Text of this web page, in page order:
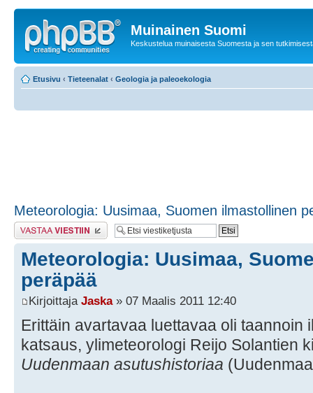
Muinainen Suomi
Keskustelua muinaisesta Suomesta ja sen
Etusivu ‹ Tieteenalat ‹ Geologia ja paleoekologia
Meteorologia: Uusimaa, Suomen ilmastollinen
Lähetä vastaus
Meteorologia: Uusimaa,
peräpää
Kirjoittaja Jaska» 07 Maalis 2011 12:40
Erittäin avartavaa luettavaa oli taannoin
katsaus, ylimeteorologi Reijo Solantien
Uudenmaan asutushistoriaa